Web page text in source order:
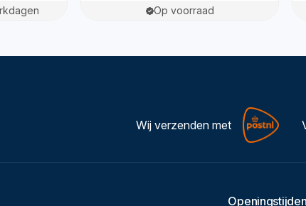
Op voorraad
Wij verzenden met